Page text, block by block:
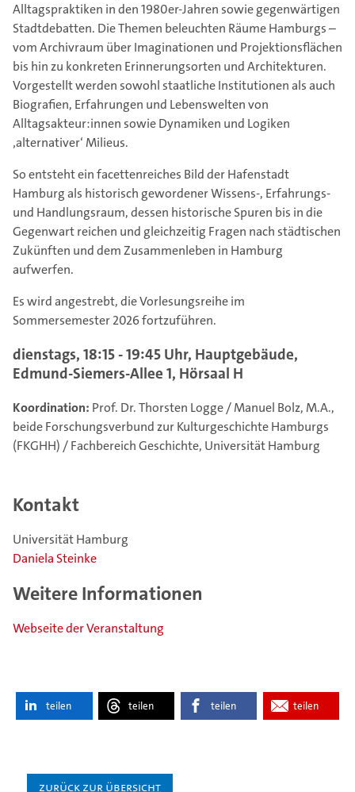
Alltagspraktiken in den 1980er-Jahren sowie gegenwärtigen
Stadtdebatten. Die Themen beleuchten Räume Hamburgs –
vom Archivraum über Imaginationen und Projektionsflächen
bis hin zu konkreten Erinnerungsorten und Architekturen.
Vorgestellt werden sowohl staatliche Institutionen als auch
Biografien, Erfahrungen und Lebenswelten von
Alltagsakteur:innen sowie Dynamiken und Logiken
‚alternativer‘ Milieus.
So entsteht ein facettenreiches Bild der Hafenstadt
Hamburg als historisch gewordener Wissens-, Erfahrungs-
und Handlungsraum, dessen historische Spuren bis in die
Gegenwart reichen und gleichzeitig Fragen nach städtischen
Zukünften und dem Zusammenleben in Hamburg
aufwerfen.
Es wird angestrebt, die Vorlesungsreihe im
Sommersemester 2026 fortzuführen.
dienstags, 18:15 - 19:45 Uhr, Hauptgebäude,
Edmund-Siemers-Allee 1, Hörsaal H
Koordination: Prof. Dr. Thorsten Logge / Manuel Bolz, M.A.,
beide Forschungsverbund zur Kulturgeschichte Hamburgs
(FKGHH) / Fachbereich Geschichte, Universität Hamburg
Kontakt
Universität Hamburg
Daniela Steinke
Weitere Informationen
Webseite der Veranstaltung
teilen teilen teilen teilen
Zurück zur Übersicht